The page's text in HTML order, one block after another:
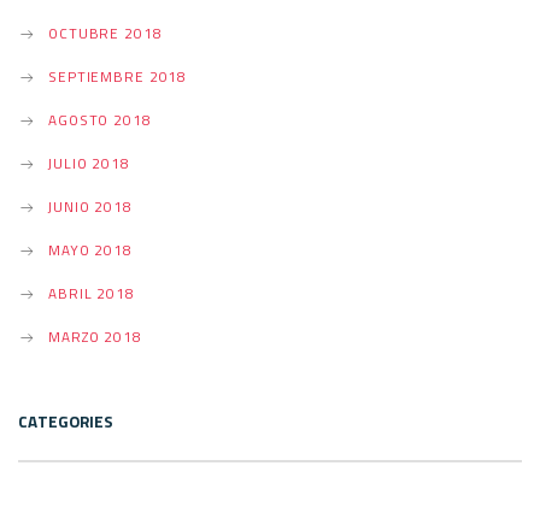
OCTUBRE 2018
SEPTIEMBRE 2018
AGOSTO 2018
JULIO 2018
JUNIO 2018
MAYO 2018
ABRIL 2018
MARZO 2018
CATEGORIES